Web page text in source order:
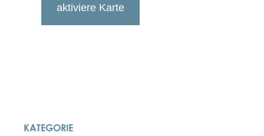
aktiviere Karte
KATEGORIE